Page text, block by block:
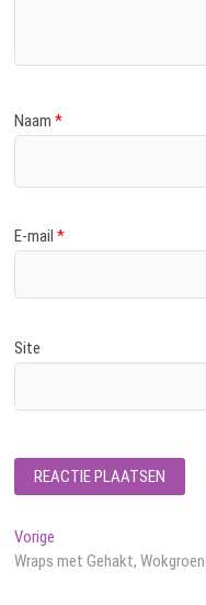
Naam*
E-mail*
Site
Bericht
navigatie
Vorige
bericht:
Wraps met Gehakt,